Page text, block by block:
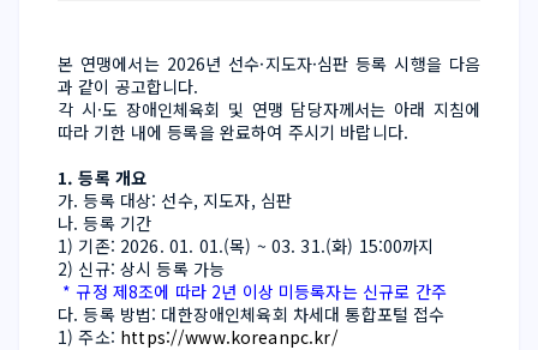
본 연맹에서는 2026년 선수·지도자·심판 등록 시행을 다음
과 같이 공고합니다.
각 시·도 장애인체육회 및 연맹 담당자께서는 아래 지침에
따라 기한 내에 등록을 완료하여 주시기 바랍니다.
1. 등록 개요
가. 등록 대상: 선수, 지도자, 심판
나. 등록 기간
1) 기존: 2026. 01. 01.(목) ~ 03. 31.(화) 15:00까지
2) 신규: 상시 등록 가능
* 규정 제8조에 따라 2년 이상 미등록자는 신규로 간주
다. 등록 방법: 대한장애인체육회 차세대 통합포털 접수
1) 주소: https://www.koreanpc.kr/